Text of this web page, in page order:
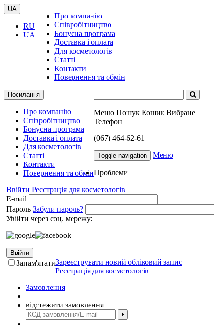
UA
RU
UA
Про компанію
Співробітництво
Бонусна програма
Доставка і оплата
Для косметологів
Статті
Контакти
Повернення та обмін
Посилання
Про компанію
Співробітництво
Бонусна програма
Доставка і оплата
Для косметологів
Статті
Контакти
Повернення та обмін
Ввійти Реєстрація для косметологів
E-mail
Пароль Забули пароль?
Увійти через соц. мережу:
Ввійти
Запам'ятатиЗареєструвати новий обліковий запис
Реєстрація для косметологів
Замовлення
відстежити замовлення
Меню Пошук Кошик Вибране
Телефон
(067) 464-62-61
Toggle navigation Меню
Проблеми